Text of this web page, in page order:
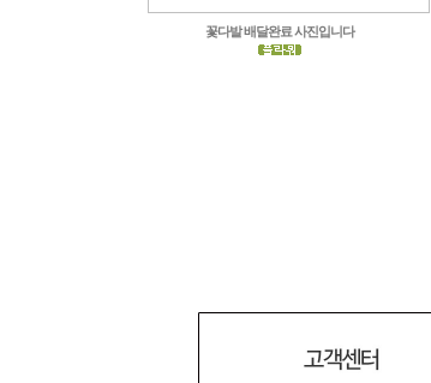
꽃다발 배달완료 사진입니다